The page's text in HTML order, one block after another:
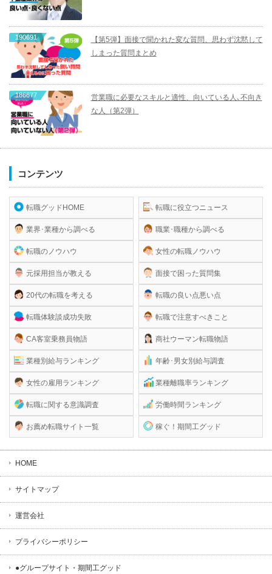
190691
【第5弾】面接で聞かれた変な質問、思わず沈黙して
しまった質問まとめ
186677
営業職に必要なスキルと適性、向いている人､不向き
な人（第2弾）
コンテンツ
転職グッドHOME
業界･業種から調べる
転職のノウハウ
元採用担当が教える
20代の転職を考える
転職体験談成功失敗
CA客室乗務員物語
業種別給与ランキング
女性の雇用ランキング
転職に関する意識調査
お薦め転職サイト一覧
転職に役立つニュース
職業･職種から調べる
女性の転職ノウハウ
面接で困った質問集
転職の良い点悪い点
転職で注意すべきこと
商社ウーマン転職物語
年齢･男女別給与調査
業種離職率ランキング
労働時間ランキング
稼ぐ！期間工グッド
HOME
サイトマップ
運営会社
プライバシーポリシー
●グループサイト・期間工グッド